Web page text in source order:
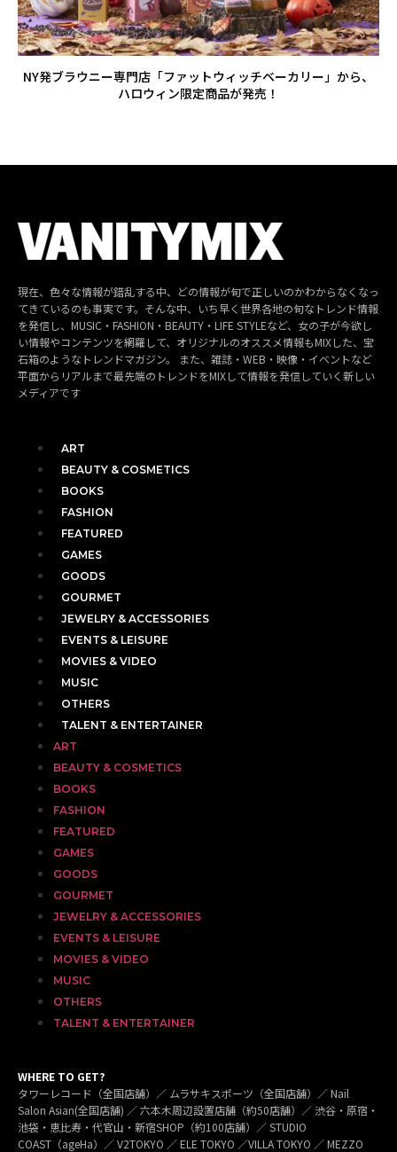
NY発ブラウニー専門店「ファットウィッチベーカリー」から、
ハロウィン限定商品が発売！
現在、色々な情報が錯乱する中、どの情報が旬で正しいのかわからなくなっ
てきているのも事実です。そんな中、いち早く世界各地の旬なトレンド情報
を発信し、MUSIC・FASHION・BEAUTY・LIFE STYLEなど、女の子が今欲し
い情報やコンテンツを網羅して、オリジナルのオススメ情報もMIXした、宝
石箱のようなトレンドマガジン。 また、雑誌・WEB・映像・イベントなど
平面からリアルまで最先端のトレンドをMIXして情報を発信していく新しい
メディアです
ART
BEAUTY & COSMETICS
BOOKS
FASHION
FEATURED
GAMES
GOODS
GOURMET
JEWELRY & ACCESSORIES
EVENTS & LEISURE
MOVIES & VIDEO
MUSIC
OTHERS
TALENT & ENTERTAINER
ART
BEAUTY & COSMETICS
BOOKS
FASHION
FEATURED
GAMES
GOODS
GOURMET
JEWELRY & ACCESSORIES
EVENTS & LEISURE
MOVIES & VIDEO
MUSIC
OTHERS
TALENT & ENTERTAINER
WHERE TO GET?
タワーレコード（全国店舗）／ ムラサキスポーツ（全国店舗）／ Nail
Salon Asian(全国店舗) ／ 六本木周辺設置店舗（約50店舗）／ 渋谷・原宿・
池袋・恵比寿・代官山・新宿SHOP（約100店舗）／ STUDIO
COAST（ageHa）／ V2TOKYO ／ ELE TOKYO ／VILLA TOKYO ／ MEZZO